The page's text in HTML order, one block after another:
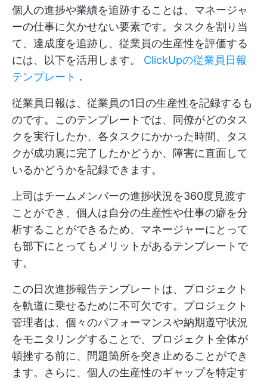
個人の進捗や業績を追跡することは、マネージャ
ーの仕事に欠かせない要素です。タスクを割り当
て、達成度を追跡し、従業員の生産性を評価する
には、以下を活用します。 ClickUpの従業員日報
テンプレート .
従業員日報は、従業員の1日の生産性を記録するも
のです。このテンプレートでは、同僚がどのタス
クを実行したか、各タスクにかかった時間、タス
クが成功裏に完了したかどうか、障害に直面して
いるかどうかを記録できます。
上司はチームメンバーの進捗状況を360度見渡す
ことができ、個人は自分の生産性や仕事の癖を分
析することができるため、マネージャーにとって
も部下にとってもメリットがあるテンプレートで
す。
この日次進捗報告テンプレートは、プロジェクト
を軌道に乗せるために不可欠です。プロジェクト
管理者は、個々のパフォーマンスや納期遵守状況
をモニタリングすることで、プロジェクト全体が
頓挫する前に、問題箇所を突き止めることができ
ます。さらに、個人の生産性のギャップを特定す